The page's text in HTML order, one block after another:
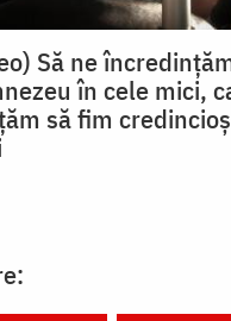
Să ne
în cele mici,
să fim